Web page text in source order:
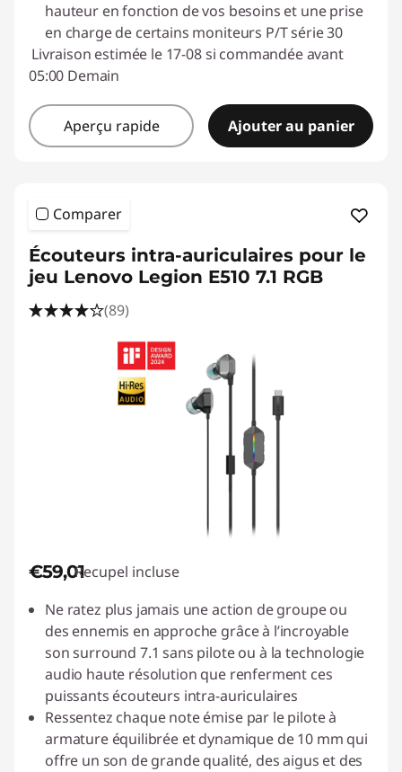
hauteur en fonction de vos besoins et une prise
en charge de certains moniteurs P/T série 30
Livraison estimée le 17-08 si commandée avant
05:00 Demain
Aperçu rapide Ajouter au panier
Comparer
Écouteurs intra-auriculaires pour le
jeu Lenovo Legion E510 7.1 RGB
(89)
€59,01Recupel incluse
Ne ratez plus jamais une action de groupe ou
des ennemis en approche grâce à l’incroyable
son surround 7.1 sans pilote ou à la technologie
audio haute résolution que renferment ces
puissants écouteurs intra-auriculaires
Ressentez chaque note émise par le pilote à
armature équilibrée et dynamique de 10 mm qui
offre un son de grande qualité, des aigus et des